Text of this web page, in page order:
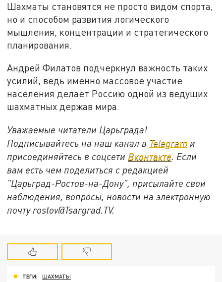
Шахматы становятся не просто видом спорта,
но и способом развития логического
мышления, концентрации и стратегического
планирования.
Андрей Филатов подчеркнул важность таких
усилий, ведь именно массовое участие
населения делает Россию одной из ведущих
шахматных держав мира.
Уважаемые читатели Царьграда!
Подписывайтесь на наш канал в Telegram и
присоединяйтесь в соцсети Вконтакте . Если
вам есть чем поделиться с редакцией
"Царьград-Ростов-на-Дону", присылайте свои
наблюдения, вопросы, новости на электронную
почту rostov@Tsargrad.ТV.
ТЕГИ: ШАХМАТЫ